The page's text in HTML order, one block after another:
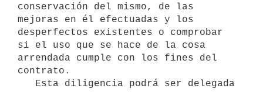
conservación del mismo, de las
mejoras en él efectuadas y los
desperfectos existentes o comprobar
si el uso que se hace de la cosa
arrendada cumple con los fines del
contrato.